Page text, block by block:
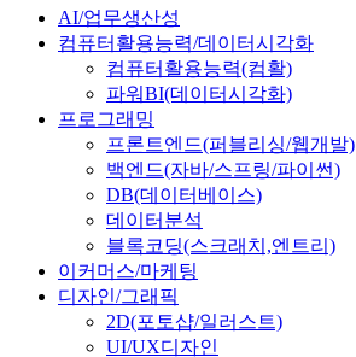
AI/업무생산성
컴퓨터활용능력/데이터시각화
컴퓨터활용능력(컴활)
파워BI(데이터시각화)
프로그래밍
프론트엔드(퍼블리싱/웹개발)
백엔드(자바/스프링/파이썬)
DB(데이터베이스)
데이터분석
블록코딩(스크래치,엔트리)
이커머스/마케팅
디자인/그래픽
2D(포토샵/일러스트)
UI/UX디자인